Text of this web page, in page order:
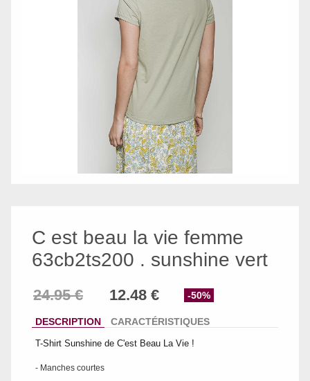
C est beau la vie femme
63cb2ts200 . sunshine vert
-50%
DESCRIPTION CARACTÉRISTIQUES
T-Shirt Sunshine de C'est Beau La Vie !
- Manches courtes